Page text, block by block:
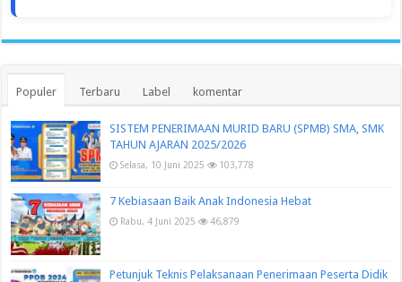
Populer Terbaru Label komentar
SISTEM PENERIMAAN MURID BARU (SPMB) SMA, SMK
TAHUN AJARAN 2025/2026
Selasa, 10 Juni 2025 103,778
7 Kebiasaan Baik Anak Indonesia Hebat
Rabu, 4 Juni 2025 46,879
Petunjuk Teknis Pelaksanaan Penerimaan Peserta Didik